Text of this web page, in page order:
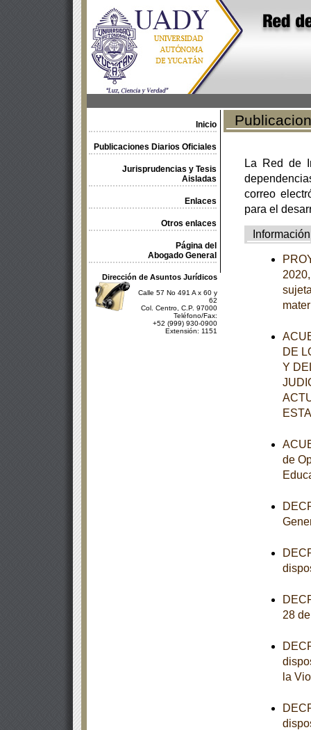
Inicio
Publicaciones Diarios Oficiales
Jurisprudencias y Tesis
Aisladas
Enlaces
Otros enlaces
Página del
Abogado General
Dirección de Asuntos Jurídicos
Calle 57 No 491 A x 60 y
62
Col. Centro, C.P. 97000
Teléfono/Fax:
+52 (999) 930-0900
Extensión: 1151
La Red de
correo
para el
Información
DE
Y
de
28
la